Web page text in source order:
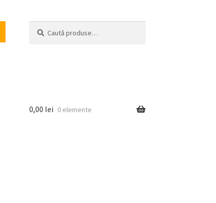
după:
0,00 lei 0 elemente